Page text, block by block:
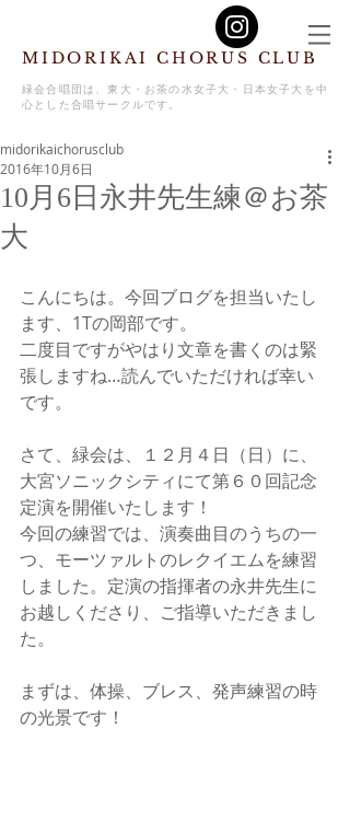
MIDORIKAI CHORUS CLUB
緑会合唱団は、東大・お茶の水女子大・日本女子大を中
心とした合唱サークルです。
10月6日永井先生練＠お茶
大
midorikaichorusclub
2016年10月6日
こんにちは。今回ブログを担当いたし
ます、1Tの岡部です。
二度目ですがやはり文章を書くのは緊
張しますね…読んでいただければ幸い
です。
さて、緑会は、１２月４日（日）に、
大宮ソニックシティにて第６０回記念
定演を開催いたします！
今回の練習では、演奏曲目のうちの一
つ、モーツァルトのレクイエムを練習
しました。定演の指揮者の永井先生に
お越しくださり、ご指導いただきまし
た。
まずは、体操、ブレス、発声練習の時
の光景です！